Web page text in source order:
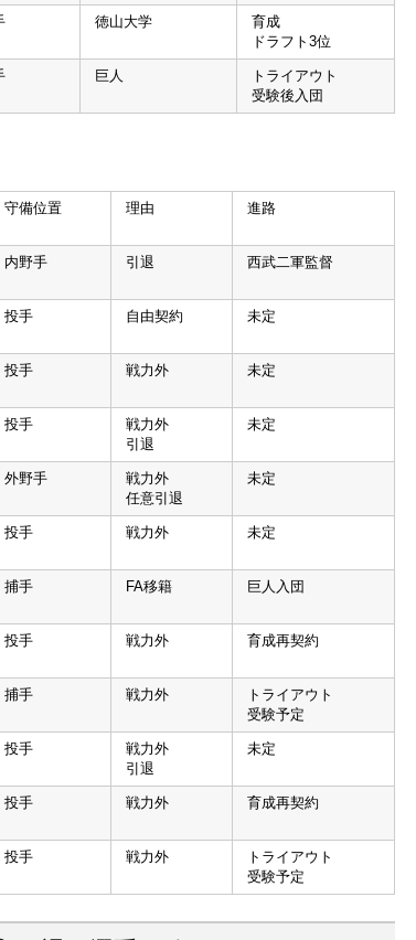
徳山大学
育成
ドラフト3位
巨人
トライアウト
受験後入団
守備位置 理由 進路
内野手 引退 西武二軍監督
投手 自由契約 未定
投手 戦力外 未定
投手
戦力外
引退
未定
外野手
戦力外
任意引退
未定
投手 戦力外 未定
捕手 FA移籍 巨人入団
投手 戦力外 育成再契約
捕手 戦力外
トライアウト
受験予定
投手
戦力外
引退
未定
投手 戦力外 育成再契約
投手 戦力外
トライアウト
受験予定